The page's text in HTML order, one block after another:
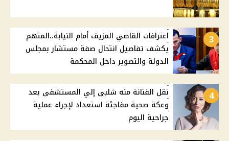
3
اعترافات القاضي المزيف أمام النيابة..المتهم
يكشف تفاصيل انتحال صفة مستشار بمجلس
الدولة والتصوير داخل المحكمة
4
نقل الفنانة منه شلبى إلي المستشفى بعد
وعكة صحية مفاجئة استعداد لإجراء عملية
جراحية اليوم